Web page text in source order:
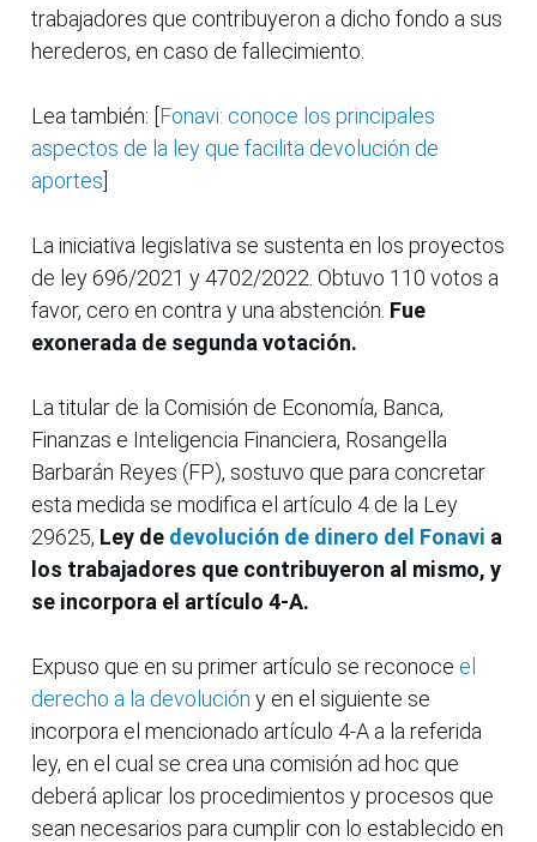
trabajadores que contribuyeron a dicho fondo a sus
herederos, en caso de fallecimiento.
Lea también: [ Fonavi: conoce los principales
aspectos de la ley que facilita devolución de
aportes
La iniciativa legislativa se sustenta en los proyectos
de ley 696/2021 y 4702/2022. Obtuvo 110 votos a
favor, cero en contra y una abstención. Fue
exonerada de segunda votación.
La titular de la Comisión de Economía, Banca,
Finanzas e Inteligencia Financiera, Rosangella
Barbarán Reyes (FP), sostuvo que para concretar
esta medida se modifica el artículo 4 de la Ley
29625, Ley de devolución de dinero del Fonavi a
los trabajadores que contribuyeron al mismo, y
se incorpora el artículo 4-A.
Expuso que en su primer artículo se reconoce el
derecho a la devolución y en el siguiente se
incorpora el mencionado artículo 4-A a la referida
ley, en el cual se crea una comisión ad hoc que
deberá aplicar los procedimientos y procesos que
sean necesarios para cumplir con lo establecido en